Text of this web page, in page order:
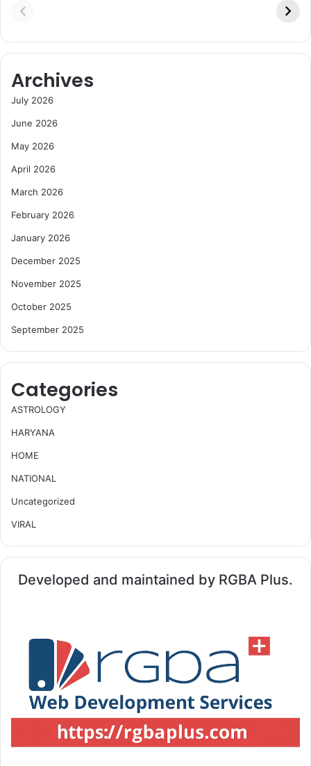
Archives
July 2026
June 2026
May 2026
April 2026
March 2026
February 2026
January 2026
December 2025
November 2025
October 2025
September 2025
Categories
ASTROLOGY
HARYANA
HOME
NATIONAL
Uncategorized
VIRAL
Developed and maintained by RGBA Plus.